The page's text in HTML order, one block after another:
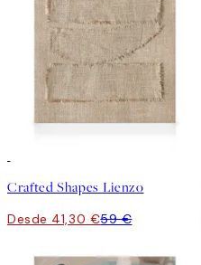
Crafted Shapes Lienzo
Desde 41,30 €59 €